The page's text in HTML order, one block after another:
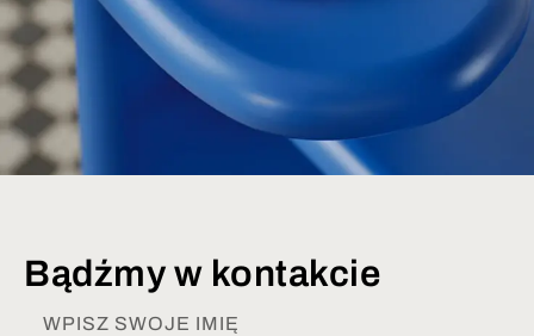
Bądźmy w kontakcie